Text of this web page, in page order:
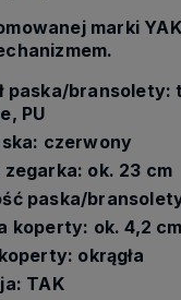
marki
paska/bransolety:
PU
czerwony
zegarka: ok. 23 cm
paska/
koperty: ok. 4,2 cm
okrągła
TAK